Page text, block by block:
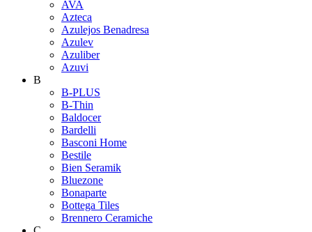
AVA
Azteca
Azulejos Benadresa
Azulev
Azuliber
Azuvi
B
B-PLUS
B-Thin
Baldocer
Bardelli
Basconi Home
Bestile
Bien Seramik
Bluezone
Bonaparte
Bottega Tiles
Brennero Ceramiche